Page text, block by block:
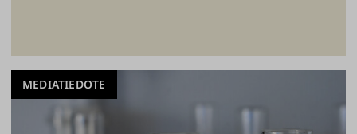
MEDIATIEDOTE